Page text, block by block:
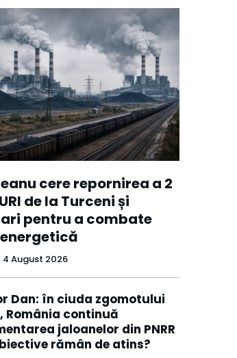
cere repornirea a 2
de la Turceni și
pentru a combate
4 August 2026
Dan: în ciuda zgomotului
România continuă
jaloanelor din PNRR
rămân de atins?